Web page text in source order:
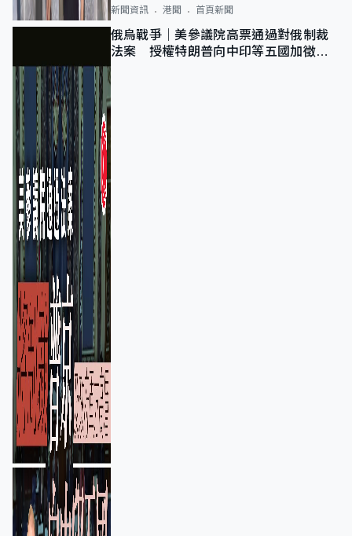
新聞資訊 港聞 首頁新聞
俄烏戰爭｜美參議院高票通過對俄制裁
法案 授權特朗普向中印等五國加徵
100%關稅